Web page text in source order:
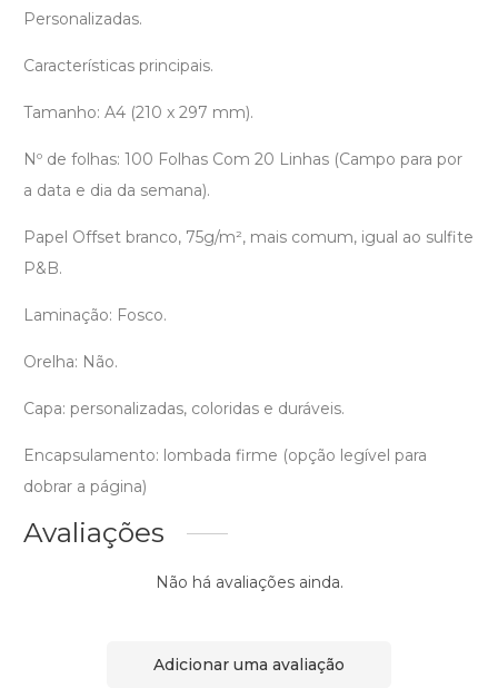
Personalizadas.
Características principais.
Tamanho: A4 (210 x 297 mm).
Nº de folhas: 100 Folhas Com 20 Linhas (Campo para por
a data e dia da semana).
Papel Offset branco, 75g/m², mais comum, igual ao sulfite
P&B.
Laminação: Fosco.
Orelha: Não.
Capa: personalizadas, coloridas e duráveis.
Encapsulamento: lombada firme (opção legível para
dobrar a página)
Avaliações
Não há avaliações ainda.
Adicionar uma avaliação